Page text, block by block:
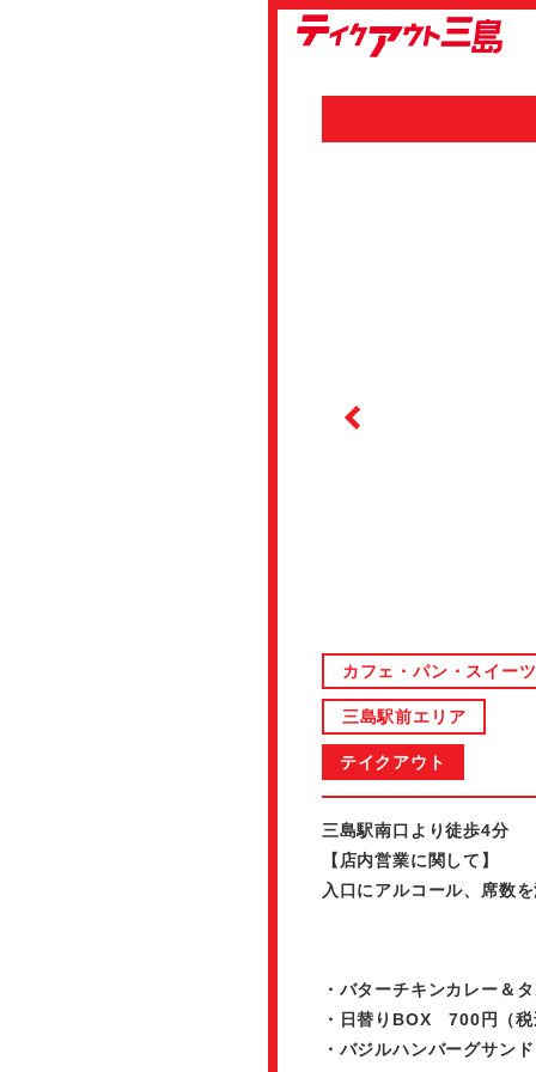
カフェ・パン・スイーツ
三島駅前エリア
テイクアウト
三島駅南口より徒歩4分
【店内営業に関して】
入口にアルコール、席数
・バターチキンカレー＆
・日替りBOX 700円（税
・バジルハンバーグサン